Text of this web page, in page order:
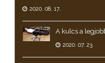
2020. 08. 17.
A kulcs a
2020. 07. 23.